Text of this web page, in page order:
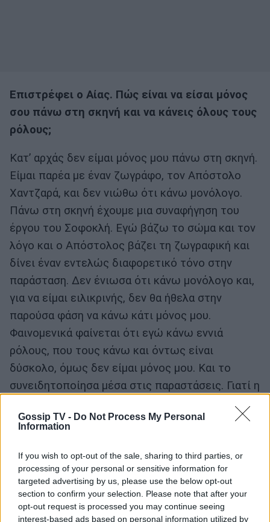
Gossip TV - Do Not Process My Personal
Information
If you wish to opt-out of the sale, sharing to third parties, or
processing of your personal or sensitive information for
targeted advertising by us, please use the below opt-out
section to confirm your selection. Please note that after your
opt-out request is processed you may continue seeing
interest-based ads based on personal information utilized by
Επιστρέφει ο Αίας. Πώς είναι να είσαι μόνος
σου πάνω στη σκηνή και να κάνεις όλους τους
ρόλους;
Κατ’ αρχάς δεν είμαι μόνος μου πάνω στη σκηνή.
Είμαι παρέα με έναν ζωγράφο, τον Απόστολο
Χαντζαρά, και δεν νιώθω ότι κάνω μονόλογο.
Πάνω στη σκηνή έχουμε μια συναφήγηση του
έργου του Σοφοκλή. Εγώ βάζω το σώμα και τον
λόγο και ο Απόστολος βάζει τη ζωγραφική και
δίνει έναν εντελώς διαφορετικό τόνο στην
παράσταση. Δεν ένιωσα ότι κάνω μονόλογο και,
για να είμαι ειλικρινής, δεν θα ήθελα στην
παρούσα φάση να κάνω κάτι μόνος μου.
Φαινομενικά φαίνεται ότι εγώ κάνω εννιά
ρόλους, που τους κάνω και όντως είναι
δύσκολο, όμως δεν είμαι μόνος μου. Και το
συνειδητοποίησα μέσα στις παραστάσεις. Γιατί η
διάδραση που υπάρχει με τον Αποστόλη είναι
τεράστια. Δεν είχε τελειώσει ο κύκλος της
Βρήκαμε τώρα λοιπόν χρόνο πάλι να
αποπειραθούμε, να ξαναπούμε αυτή την ιστορία
που μας συγκινεί πάρα πολύ και τους τρεις-
γιατί πλέον είμαστε τρεις. Μπορεί όλο αυτό το